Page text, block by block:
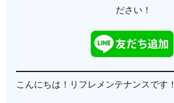
ださい！
こんにちは！リフレメンテナンスです！